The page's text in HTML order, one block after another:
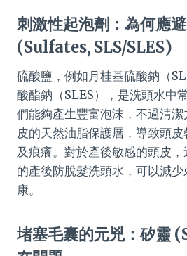
刺激性起泡劑：為何應
(Sulfates, SLS/SLES)
硫酸鹽，例如月桂基硫酸鈉（
酸酯鈉（SLES），是洗頭水中
們能夠產生豐富泡沫，不過清
皮的天然油脂保護層，導致頭
及痕癢。對於產後敏感的頭皮
的產後防脫髮洗頭水，可以減
康。
堵塞毛囊的元兇：矽靈